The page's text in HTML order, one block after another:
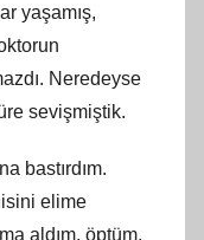
yaşamış,
Neredeyse
sevişmiştik.
bastırdım.
elime
aldım, öptüm,